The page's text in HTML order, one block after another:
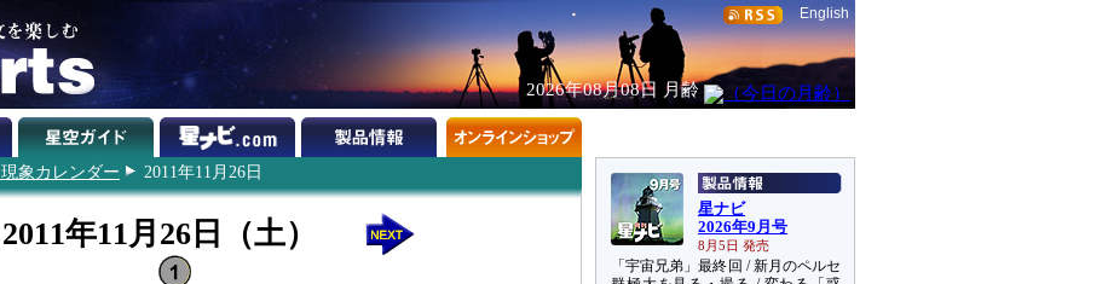
English
2026年08月08日 月齢
象カレンダー 2011年11月26日
2011年11月26日（土）
星ナビ
2026年9月号
8月5日 発売
「宇宙兄弟」最終回 / 新月のペルセ